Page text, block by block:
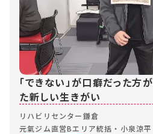
「できない」が口癖だった方
た新しい生きがい
リハビリセンター鎌倉
元氣ジム直営Bエリア統括・小泉涼平